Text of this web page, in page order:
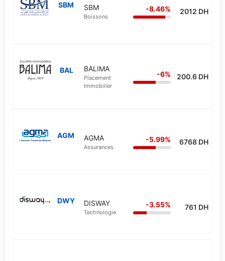
SBM SBM
Boissons
-8.46% 2012 DH
BAL BALIMA
Placement
Immobilier
-6% 200.6 DH
AGM AGMA
Assurances
-5.99% 6768 DH
DWY DISWAY
Technologie
-3.55% 761 DH